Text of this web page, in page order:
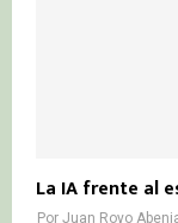
La IA frente al
Por Juan Royo